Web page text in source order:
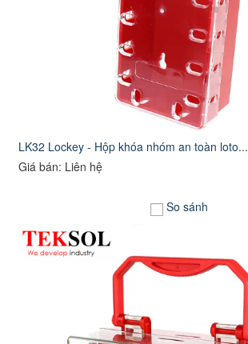
LK32 Lockey - Hộp khóa nhóm an toàn loto...
Giá bán: Liên hệ
So sánh